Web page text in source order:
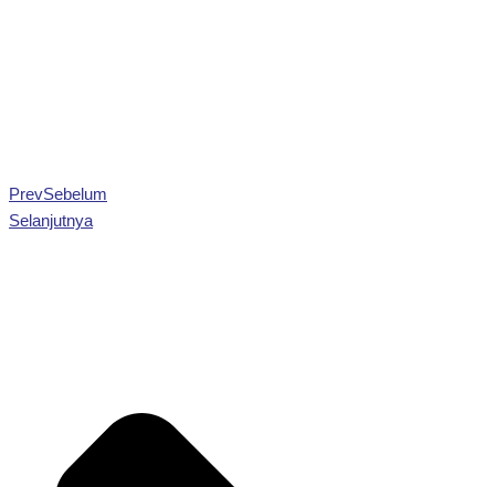
PrevSebelum
Selanjutnya